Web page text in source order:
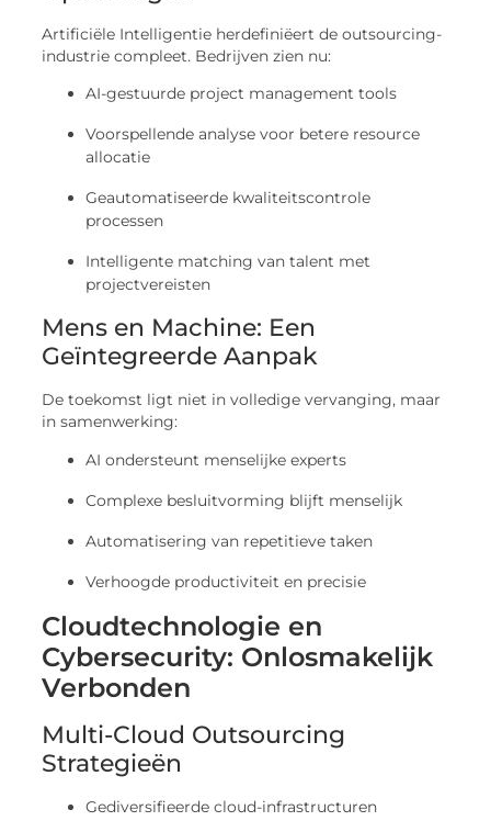
Artificiële Intelligentie herdefiniëert de outsourcing-
industrie compleet. Bedrijven zien nu:
AI-gestuurde project management tools
Voorspellende analyse voor betere resource
allocatie
Geautomatiseerde kwaliteitscontrole
processen
Intelligente matching van talent met
projectvereisten
Mens en Machine: Een
Geïntegreerde Aanpak
De toekomst ligt niet in volledige vervanging, maar
in samenwerking:
AI ondersteunt menselijke experts
Complexe besluitvorming blijft menselijk
Automatisering van repetitieve taken
Verhoogde productiviteit en precisie
Cloudtechnologie en
Cybersecurity: Onlosmakelijk
Verbonden
Multi-Cloud Outsourcing
Strategieën
Gediversifieerde cloud-infrastructuren